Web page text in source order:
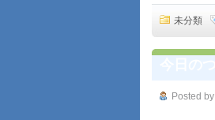
未分類
Posted by